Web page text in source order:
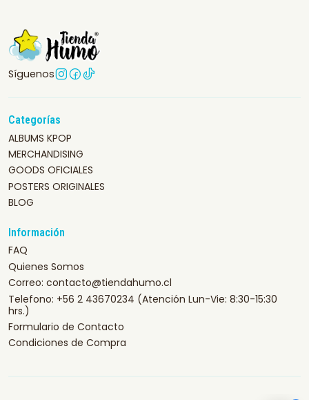
Síguenos
Categorías
ALBUMS KPOP
MERCHANDISING
GOODS OFICIALES
POSTERS ORIGINALES
BLOG
Información
FAQ
Quienes Somos
Correo: contacto@tiendahumo.cl
Telefono: +56 2 43670234 (Atención Lun-Vie: 8:30-15:30
hrs.)
Formulario de Contacto
Condiciones de Compra